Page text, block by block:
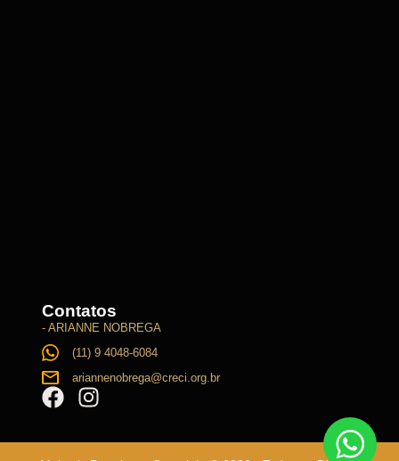
Contatos
- ARIANNE NOBREGA
(11) 9 4048-6084
ariannenobrega@creci.org.br